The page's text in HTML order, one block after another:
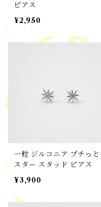
ピアス
¥2,950
一粒 ジルコニア プチっと
スター スタッド ピアス
¥3,900